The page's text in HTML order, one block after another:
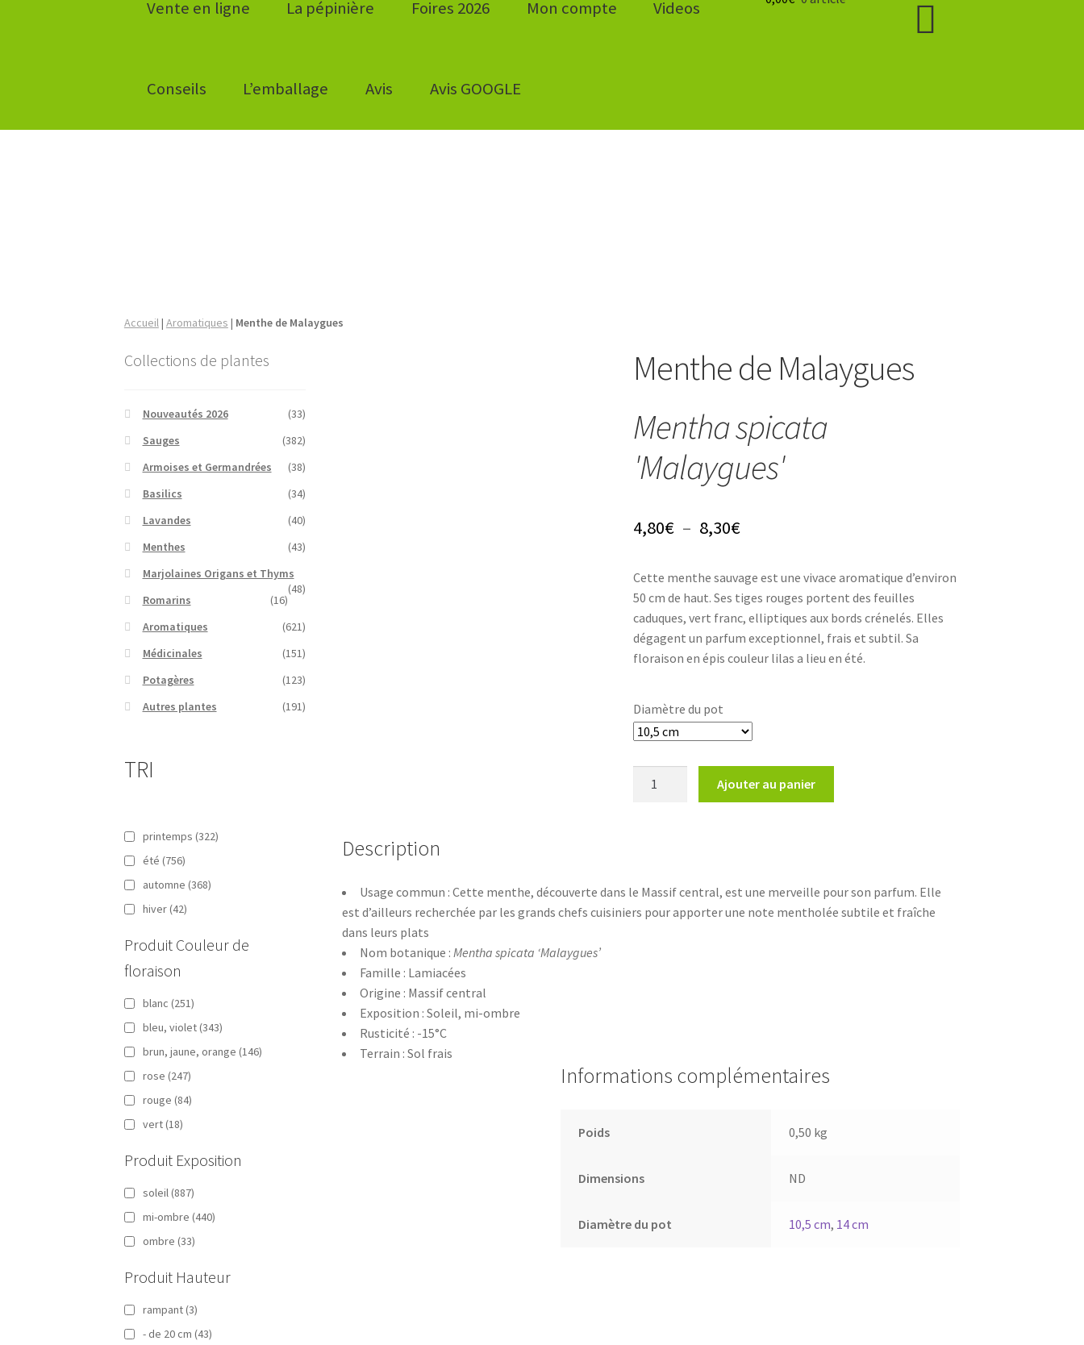
Vente en ligne La pépinière Foires 2026 Mon compte Videos
Conseils L’emballage Avis Avis GOOGLE
Accueil| Aromatiques | Menthe de Malaygues
Menthe de Malaygues
Mentha spicata
'Malaygues'
4,80€ – 8,30€Plage
prix :
4,80€
à
Cette menthe sauvage est une vivace aromatique d’environ
50 cm de haut. Ses tiges rouges portent des feuilles
caduques, vert franc, elliptiques aux bords crénelés. Elles
dégagent un parfum exceptionnel, frais et subtil. Sa
floraison en épis couleur lilas a lieu en été.
Diamètre du pot
Ajouter au panier
Description
Usage commun : Cette menthe, découverte dans le Massif central, est une merveille pour son parfum. Elle
est d’ailleurs recherchée par les grands chefs cuisiniers pour apporter une note mentholée subtile et fraîche
dans leurs plats
Nom botanique : Mentha spicata ‘Malaygues’
Famille : Lamiacées
Origine : Massif central
Exposition : Soleil, mi-ombre
Rusticité : -15°C
Terrain : Sol frais
Informations complémentaires
Poids 0,50 kg
Dimensions ND
Diamètre du pot 10,5 cm, 14 cm
Collections de plantes
Nouveautés 2026
(33)
Sauges
(382)
Armoises et Germandrées
(38)
Basilics
(34)
Lavandes
(40)
Menthes
(43)
Marjolaines Origans et Thyms
(48)
Romarins
(16)
Aromatiques
(621)
Médicinales
(151)
Potagères
(123)
Autres plantes
(191)
TRI
printemps (322)
été (756)
automne (368)
hiver (42)
Produit Couleur de
floraison
blanc (251)
bleu, violet (343)
brun, jaune, orange (146)
rose (247)
rouge (84)
vert (18)
Produit Exposition
soleil (887)
mi-ombre (440)
ombre (33)
Produit Hauteur
rampant (3)
- de 20 cm (43)